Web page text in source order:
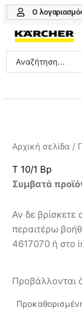
Μετάβαση
περιεχόμενο
Ο
Search
...
PROFESSIONAL
ΑΞΕΣΟΥΑΡ
ΚΑΘΑΡΙΣΤΙΚΑ
ΥΠΗΡΕΣΙΕΣ-
Αρχική σελίδα /
T 10/1 Bp
Συμβατά
Αν δε βρίσκετε
περαιτέρω
4617070 ή στο
Προβάλλονται